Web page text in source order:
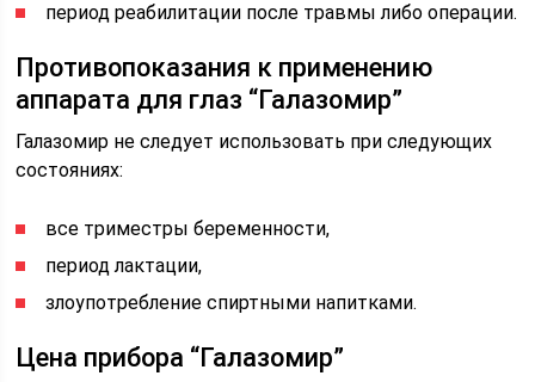
период реабилитации после травмы либо операции.
Противопоказания к применению
аппарата для глаз “Галазомир”
Галазомир не следует использовать при следующих
состояниях:
все триместры беременности,
период лактации,
злоупотребление спиртными напитками.
Цена прибора “Галазомир”